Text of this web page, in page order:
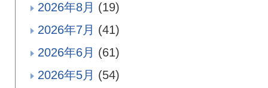
2026年8月 (19)
2026年7月 (41)
2026年6月 (61)
2026年5月 (54)